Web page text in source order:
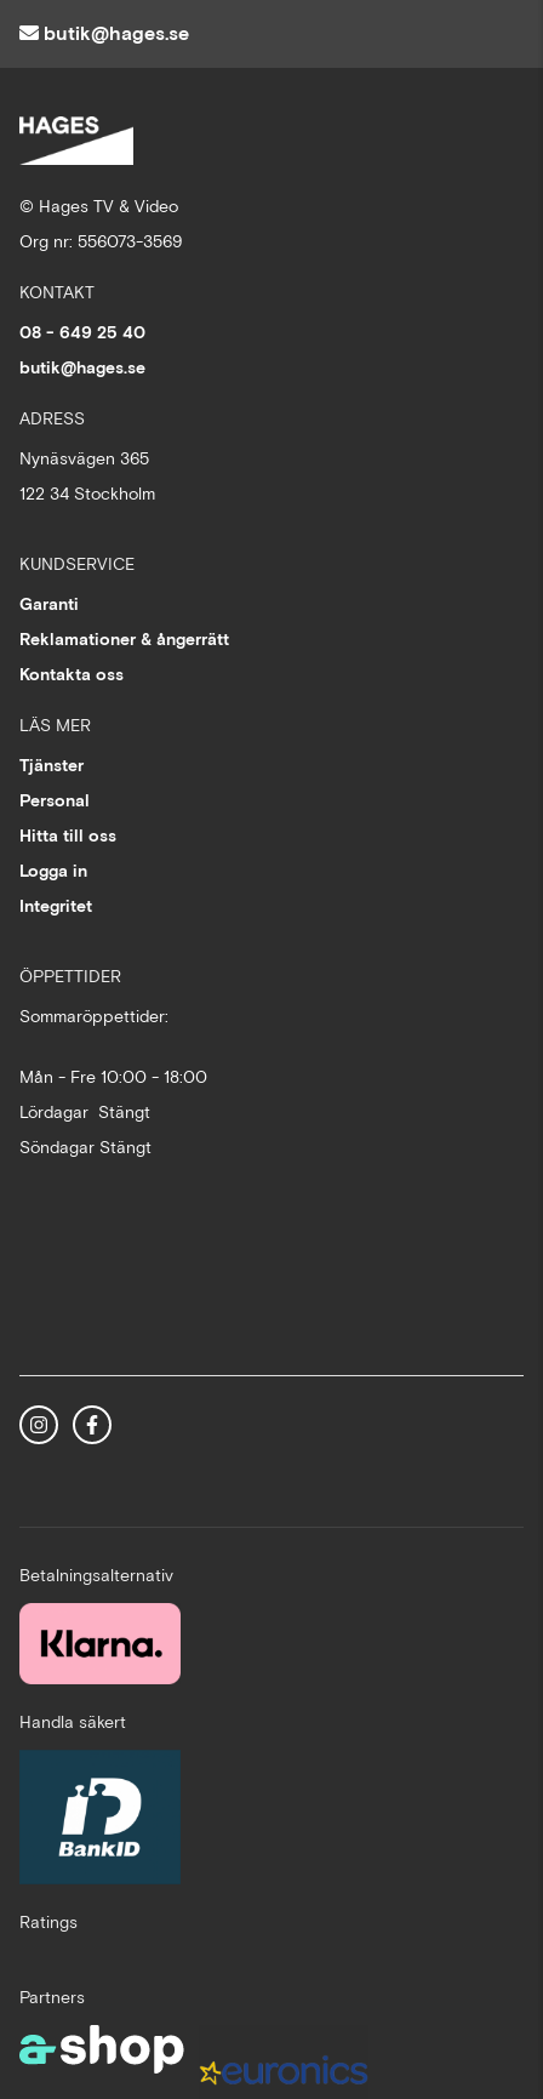
butik@hages.se
© Hages TV & Video
Org nr: 556073-3569
KONTAKT
08 - 649 25 40
butik@hages.se
ADRESS
Nynäsvägen 365
122 34 Stockholm
KUNDSERVICE
Garanti
Reklamationer & ångerrätt
Kontakta oss
LÄS MER
Tjänster
Personal
Hitta till oss
Logga in
Integritet
ÖPPETTIDER
Sommaröppettider:
Mån - Fre 10:00 - 18:00
Lördagar Stängt
Söndagar Stängt
Betalningsalternativ
Handla säkert
Ratings
Partners